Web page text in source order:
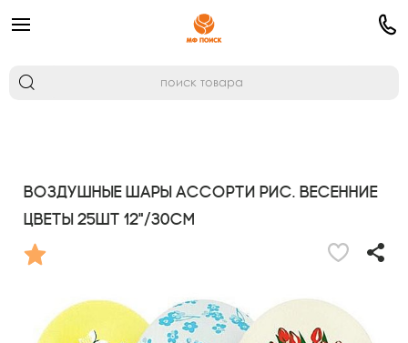
Воздушные шары ассорти рис. Весенние
цветы 25шт 12"/30см